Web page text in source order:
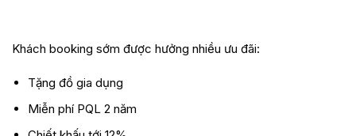
Khách booking sớm được hưởng nhiều ưu đãi:
Tặng đồ gia dụng
Miễn phí PQL 2 năm